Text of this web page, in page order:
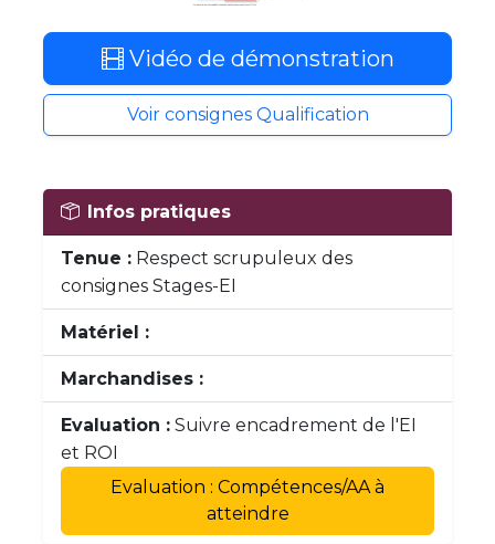
Vidéo de démonstration
Voir consignes Qualification
Infos pratiques
Tenue : Respect scrupuleux des
consignes Stages-EI
Matériel :
Marchandises :
Evaluation : Suivre encadrement de l'EI
et ROI
Evaluation : Compétences/AA à
atteindre